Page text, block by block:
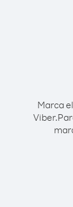
Marca
Viber.